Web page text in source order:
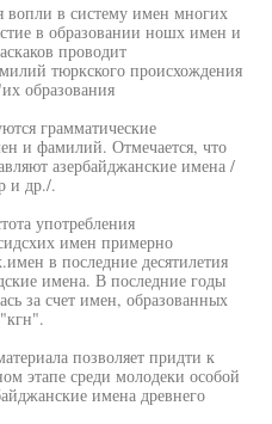
вопли в систему имен многих
в образовании ношх имен и
проводит
тюркского происхождения
образования
грамматические
и фамилий. Отмечается, что
азербайджанские имена /
и др./.
употребления
имен примерно
в последние десятилетия
имена. В последние годы
за счет имен, образованных
позволяет придти к
этапе среди молодеки особой
имена древнего